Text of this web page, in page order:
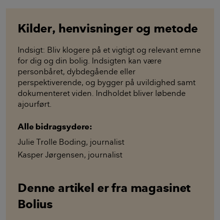
Kilder, henvisninger og metode
Indsigt: Bliv klogere på et vigtigt og relevant emne
for dig og din bolig. Indsigten kan være
personbåret, dybdegående eller
perspektiverende, og bygger på uvildighed samt
dokumenteret viden. Indholdet bliver løbende
ajourført.
Alle bidragsydere:
Julie Trolle Boding, journalist
Kasper Jørgensen, journalist
Denne artikel er fra magasinet
Bolius